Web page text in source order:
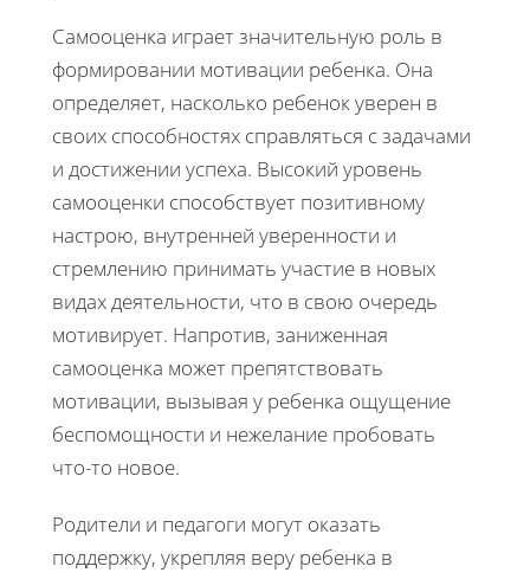
Самооценка играет значительную роль в
формировании мотивации ребенка. Она
определяет, насколько ребенок уверен в
своих способностях справляться с задачами
и достижении успеха. Высокий уровень
самооценки способствует позитивному
настрою, внутренней уверенности и
стремлению принимать участие в новых
видах деятельности, что в свою очередь
мотивирует. Напротив, заниженная
самооценка может препятствовать
мотивации, вызывая у ребенка ощущение
беспомощности и нежелание пробовать
что-то новое.
Родители и педагоги могут оказать
поддержку, укрепляя веру ребенка в